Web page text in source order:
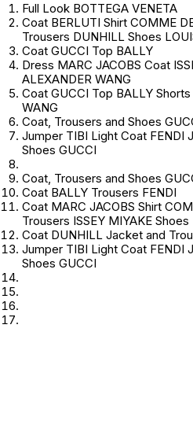
Full Look BOTTEGA VENETA
Coat BERLUTI Shirt COMME
Trousers DUNHILL Shoes
Coat GUCCI Top BALLY
Dress MARC JACOBS Coat
ALEXANDER WANG
Coat GUCCI Top BALLY
WANG
Coat, Trousers and Shoes
Jumper TIBI Light Coat FENDI
Shoes GUCCI
Coat, Trousers and Shoes
Coat BALLY Trousers FENDI
Coat MARC JACOBS Shirt
Trousers ISSEY MIYAKE
Coat DUNHILL Jacket and
Jumper TIBI Light Coat FENDI
Shoes GUCCI